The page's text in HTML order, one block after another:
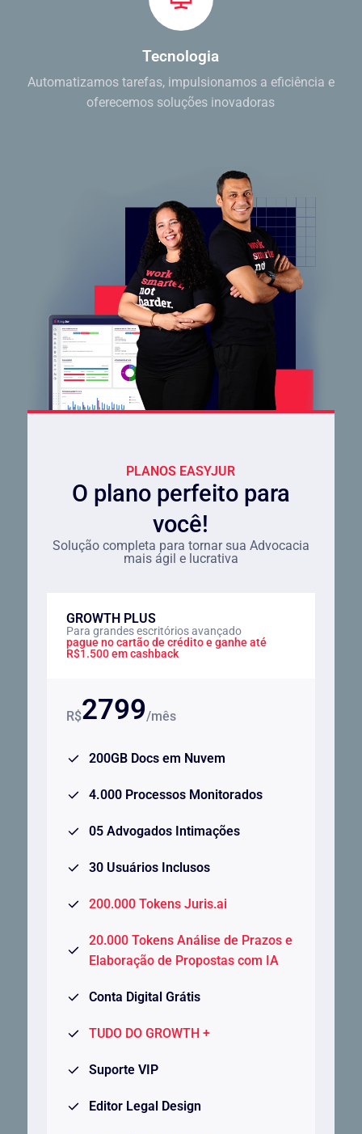
Tecnologia
Automatizamos tarefas, impulsionamos a eficiência e
oferecemos soluções inovadoras
PLANOS EASYJUR
O plano perfeito para
você!
Solução completa para tornar sua Advocacia
mais ágil e lucrativa
GROWTH PLUS
Para grandes escritórios avançado
pague no cartão de crédito e ganhe até
R$1.500 em cashback
R$2799/mês
200GB Docs em Nuvem
4.000 Processos Monitorados
05 Advogados Intimações
30 Usuários Inclusos
200.000 Tokens Juris.ai
20.000 Tokens Análise de Prazos e
Elaboração de Propostas com IA
Conta Digital Grátis
TUDO DO GROWTH +
Suporte VIP
Editor Legal Design